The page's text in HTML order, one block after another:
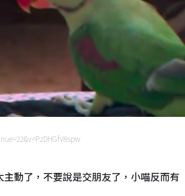
動了，不要說是交朋友了，小喵反而有